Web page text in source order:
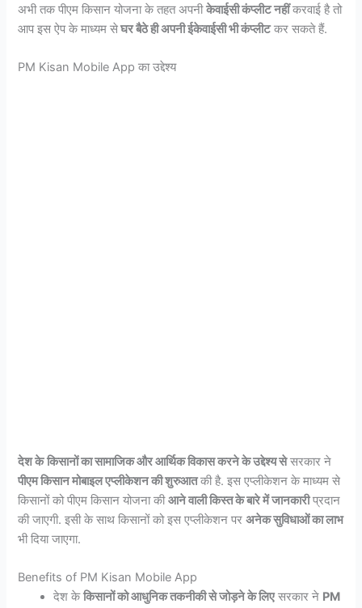
अभी तक पीएम किसान योजना के तहत अपनीकेवाईसी कंप्लीट नहींकरवाई है तो
आप इस ऐप के माध्यम सेघर बैठे ही अपनी ईकेवाईसी भी कंप्लीटकर सकते हैं.
PM Kisan Mobile App का उद्देश्य
देश के किसानों का सामाजिक और आर्थिक विकास करने के उद्देश्य सेसरकार ने
पीएम किसान मोबाइल एप्लीकेशन की शुरुआतकी है. इस एप्लीकेशन के माध्यम से
किसानों को पीएम किसान योजना कीआने वाली किस्त के बारे में जानकारीप्रदान
की जाएगी. इसी के साथ किसानों को इस एप्लीकेशन परअनेक सुविधाओं का लाभ
भी दिया जाएगा.
Benefits of PM Kisan Mobile App
देश केकिसानों को आधुनिक तकनीकी से जोड़ने के लिएसरकार ने PM